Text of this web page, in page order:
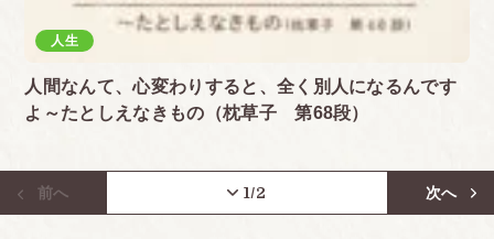
人生
人間なんて、心変わりすると、全く別人になるんです
よ～たとしえなきもの（枕草子 第68段）
前へ 1/2 次へ